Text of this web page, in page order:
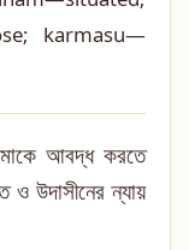
karmasu—
আবদ্ধ করতে
উদাসীনের ন্যায়